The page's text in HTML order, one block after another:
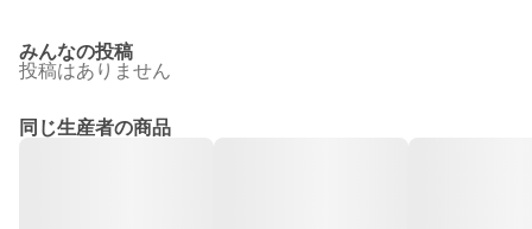
みんなの投稿
投稿はありません
同じ生産者の商品